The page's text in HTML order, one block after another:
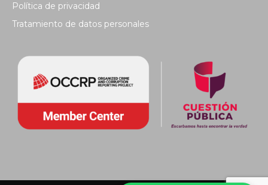
Política de privacidad
Tratamiento de datos personales